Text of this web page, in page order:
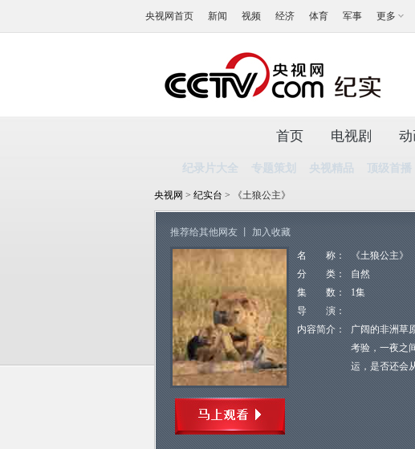
央视网首页 新闻 视频 经济 体育 军事 更多
首页 电视剧
纪录片大全 专题策划 央视精品 顶级首播
央视网 > 纪实台 > 《土狼公主》
推荐给其他网友 加入收藏
名 称：
《土狼公主》
分 类：
自然
集 数：
1集
导 演：
内容简介：
广阔的非洲草
考验，一夜之
运，是否还会